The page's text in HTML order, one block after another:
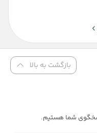
بازگشت به بالا